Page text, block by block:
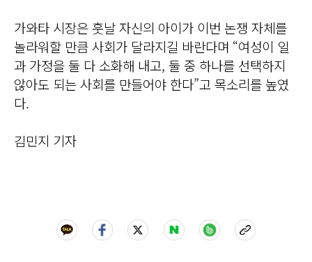
가와타 시장은 훗날 자신의 아이가 이번 논쟁 자체를
놀라워할 만큼 사회가 달라지길 바란다며 “여성이 일
과 가정을 둘 다 소화해 내고, 둘 중 하나를 선택하지
않아도 되는 사회를 만들어야 한다”고 목소리를 높였
다.
김민지 기자